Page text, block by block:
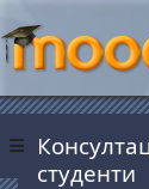
Pannello laterale
Blocchi
студенти